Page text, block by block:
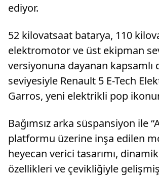
ediyor.
52 kilovatsaat batarya, 110
elektromotor ve üst ekipman
versiyonuna dayanan kapsamlı
seviyesiyle Renault 5 E-Tech
Garros, yeni elektrikli pop
Bağımsız arka süspansiyon ile
platformu üzerine inşa edilen
heyecan verici tasarımı,
özellikleri ve çevikliğiyle